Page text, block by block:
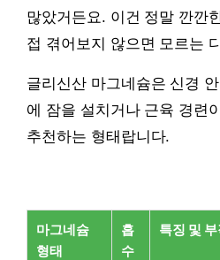
많았거든요. 이건 정말 깐깐
접 겪어보지 않으면 모르는
글리신산 마그네슘은 신경
에 잠을 설치거나 근육 경련
추천하는 형태랍니다.
마그네슘
형태
흡
수
특징 및